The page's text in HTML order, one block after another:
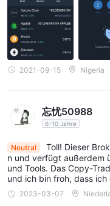
Bereich, und unser
lösen, auf die Sie stoßen.
Nachfolgend finden Sie
Auszahlungsproblems
Ein nigerianischer
Fazit
es zu einer weniger
obwohl das
Finanzinstrumenten,
Erfahrungsstufen und
2021-09-15 Nigeria
忘忧50988
6-10 Jahre
Neutral
Toll! Dieser
n und verfügt außerdem
und Tools. Das Copy-
und ich bin froh, dass
2023-03-07